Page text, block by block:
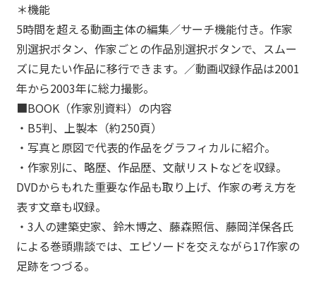
_01 ABOUT→
_02 WORKS
_03 AWARDS→
NEWS
＊機能
5時間を超える動画主体の編集／サーチ機能付き。作家
別選択ボタン、作家ごとの作品別選択ボタンで、スムー
ズに見たい作品に移行できます。／動画収録作品は2001
年から2003年に総力撮影。
■BOOK（作家別資料）の内容
・B5判、上製本（約250頁）
・写真と原図で代表的作品をグラフィカルに紹介。
・作家別に、略歴、作品歴、文献リストなどを収録。
DVDからもれた重要な作品も取り上げ、作家の考え方を
表す文章も収録。
・3人の建築史家、鈴木博之、藤森照信、藤岡洋保各氏
による巻頭鼎談では、エピソードを交えながら17作家の
足跡をつづる。